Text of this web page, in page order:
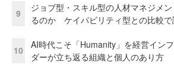
9
ジョブ型・スキル型の人材マネジメ
るのか ケイパビリティ型との比較で
10
AI時代こそ「Humanity」を経営イン
ダーが立ち返る組織と個人のあり方